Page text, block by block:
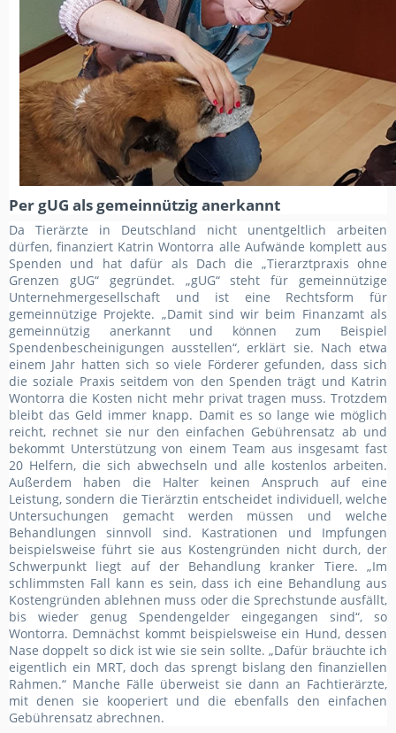
Per gUG als gemeinnützig anerkannt
Da Tierärzte in Deutschland nicht unentgeltlich arbeiten
dürfen, finanziert Katrin Wontorra alle Aufwände komplett aus
Spenden und hat dafür als Dach die „Tierarztpraxis ohne
Grenzen gUG“ gegründet. „gUG“ steht für gemeinnützige
Unternehmergesellschaft und ist eine Rechtsform für
gemeinnützige Projekte. „Damit sind wir beim Finanzamt als
gemeinnützig anerkannt und können zum Beispiel
Spendenbescheinigungen ausstellen“, erklärt sie. Nach etwa
einem Jahr hatten sich so viele Förderer gefunden, dass sich
die soziale Praxis seitdem von den Spenden trägt und Katrin
Wontorra die Kosten nicht mehr privat tragen muss. Trotzdem
bleibt das Geld immer knapp. Damit es so lange wie möglich
reicht, rechnet sie nur den einfachen Gebührensatz ab und
bekommt Unterstützung von einem Team aus insgesamt fast
20 Helfern, die sich abwechseln und alle kostenlos arbeiten.
Außerdem haben die Halter keinen Anspruch auf eine
Leistung, sondern die Tierärztin entscheidet individuell, welche
Untersuchungen gemacht werden müssen und welche
Behandlungen sinnvoll sind. Kastrationen und Impfungen
beispielsweise führt sie aus Kostengründen nicht durch, der
Schwerpunkt liegt auf der Behandlung kranker Tiere. „Im
schlimmsten Fall kann es sein, dass ich eine Behandlung aus
Kostengründen ablehnen muss oder die Sprechstunde ausfällt,
bis wieder genug Spendengelder eingegangen sind“, so
Wontorra. Demnächst kommt beispielsweise ein Hund, dessen
Nase doppelt so dick ist wie sie sein sollte. „Dafür bräuchte ich
eigentlich ein MRT, doch das sprengt bislang den finanziellen
Rahmen.“ Manche Fälle überweist sie dann an Fachtierärzte,
mit denen sie kooperiert und die ebenfalls den einfachen
Gebührensatz abrechnen.